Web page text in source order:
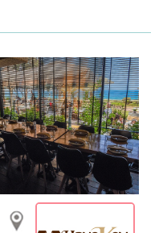
היקב נתניה
היקב נתניה-
מהדרין
מול הים.